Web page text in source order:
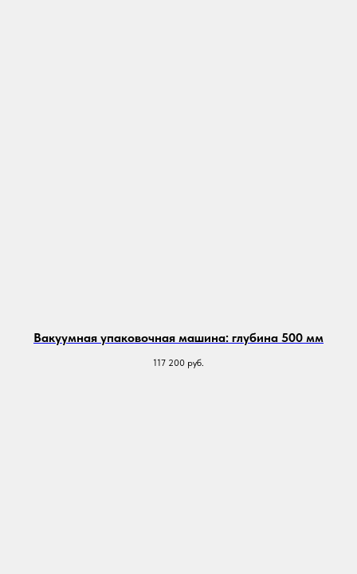
Вакуумная упаковочная машина: глубина 500 мм
117 200 руб.